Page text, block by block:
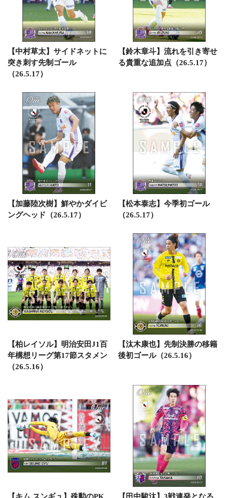
【中村草太】サイドネットに
突き刺す先制ゴール
（26.5.17）
【鈴木章斗】流れを引き寄せ
る貴重な追加点（26.5.17）
【加藤陸次樹】鮮やかダイビ
ングヘッド（26.5.17）
【松本泰志】今季初ゴール
（26.5.17）
【柏レイソル】明治安田J1百
年構想リーグ第17節スタメン
（26.5.16）
【汰木康也】先制決勝の移籍
後初ゴール（26.5.16）
【キム スンギュ】殊勲のPK 【田中駿汰】3戦連発となる